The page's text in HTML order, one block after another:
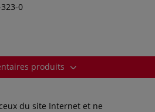
0
produits
du site Internet et ne